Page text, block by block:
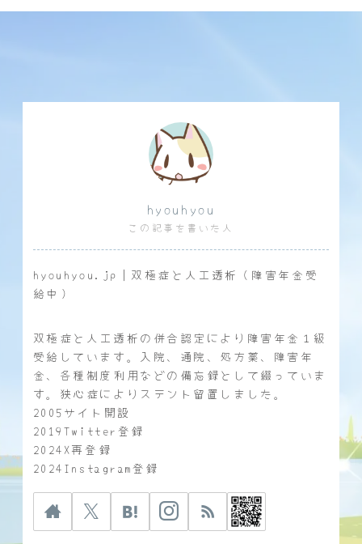
hyouhyou
この記事を書いた人
hyouhyou.jp｜双極症と人工透析（障害年金受
給中）
双極症と人工透析の併合認定により障害年金１級
受給しています。入院、通院、処方薬、障害年
金、各種制度利用などの備忘録として綴っていま
す。狭心症によりステント留置しました。
2005サイト開設
2019Twitter登録
2024X再登録
2024Instagram登録